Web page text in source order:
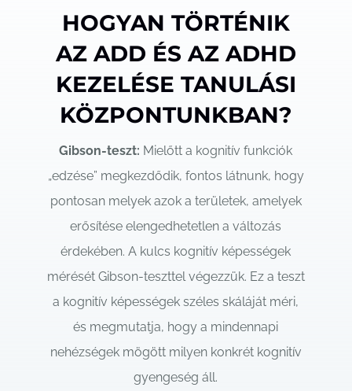
HOGYAN TÖRTÉNIK
AZ ADD ÉS AZ ADHD
KEZELÉSE TANULÁSI
KÖZPONTUNKBAN?
Gibson-teszt: Mielőtt a kognitív funkciók
„edzése” megkezdődik, fontos látnunk, hogy
pontosan melyek azok a területek, amelyek
erősítése elengedhetetlen a változás
érdekében. A kulcs kognitív képességek
mérését Gibson-teszttel végezzük. Ez a teszt
a kognitív képességek széles skáláját méri,
és megmutatja, hogy a mindennapi
nehézségek mögött milyen konkrét kognitív
gyengeség áll.